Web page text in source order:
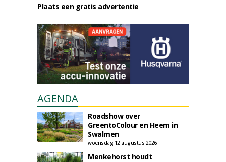
Plaats een gratis advertentie
AGENDA
Roadshow over
GreentoColour en Heem in
Swalmen
woensdag 12 augustus 2026
Menkehorst houdt